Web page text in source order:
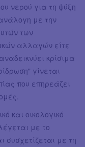
νερού για τη ψύξη
με την
των
αλλαγών είτε
κρίσιμα
γίνεται
που επηρεάζει
και οικολογικό
με το
συσχετίζεται με τη